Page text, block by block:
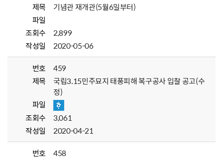
제목
기념관 재개관(5월6일부터)
파일
조회수
2,899
작성일
2020-05-06
번호
459
제목
국립3.15민주묘지 태풍피해 복구공사 입찰 공고(수
정)
파일
조회수
3,061
작성일
2020-04-21
번호
458